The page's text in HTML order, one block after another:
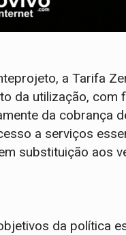
a Tarifa
da utilização,
da cobrança
a serviços
substituição aos
da política